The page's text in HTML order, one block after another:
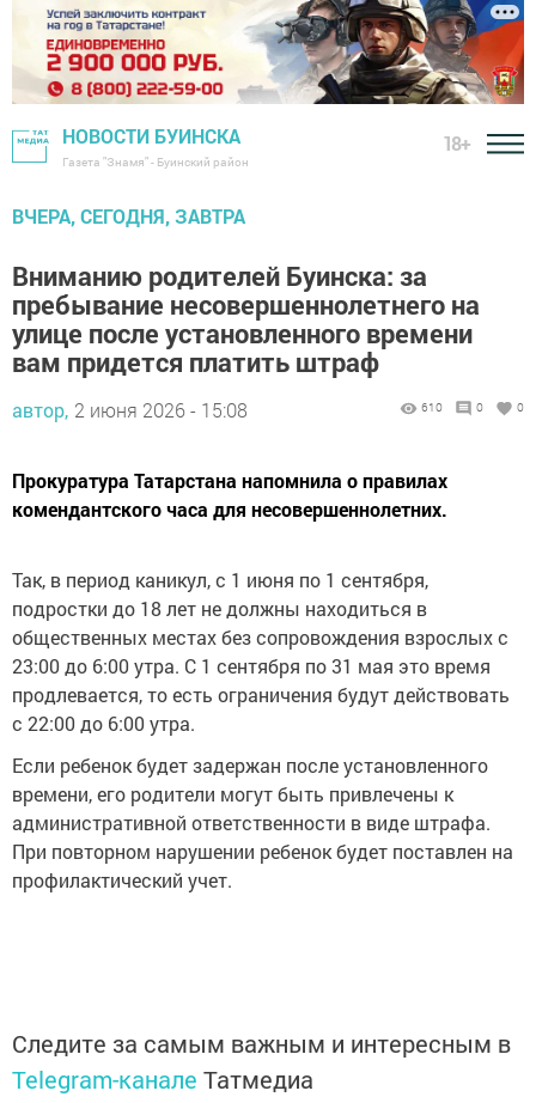
НОВОСТИ БУИНСКА
Газета "Знамя" - Буинский район
18+
ВЧЕРА, СЕГОДНЯ, ЗАВТРА
Вниманию родителей Буинска: за
пребывание несовершеннолетнего на
улице после установленного времени
вам придется платить штраф
автор, 2 июня 2026 - 15:08 610 0 0
Прокуратура Татарстана напомнила о правилах
комендантского часа для несовершеннолетних.
Так, в период каникул, с 1 июня по 1 сентября,
подростки до 18 лет не должны находиться в
общественных местах без сопровождения взрослых с
23:00 до 6:00 утра. С 1 сентября по 31 мая это время
продлевается, то есть ограничения будут действовать
с 22:00 до 6:00 утра.
Если ребенок будет задержан после установленного
времени, его родители могут быть привлечены к
административной ответственности в виде штрафа.
При повторном нарушении ребенок будет поставлен на
профилактический учет.
Следите за самым важным и интересным в
Telegram-канале Татмедиа